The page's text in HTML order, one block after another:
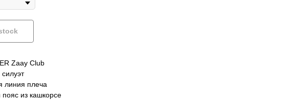
Zaay Club
линия плеча
из кашкорсе